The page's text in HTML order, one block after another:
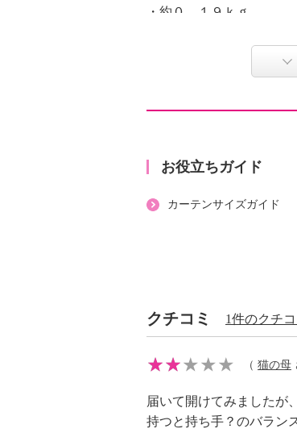
・約０．１９ｋｇ
・（実用容量）約６００
【使用可能 熱／冷源】
・冷凍：急激な温度変化
・食器洗い機：可、食器
【原産国（地）】
・日本製
お役立ちガイド
カーテンサイズガイド
クチコミ 1件のクチコ
（ 猫の母
届いて開けてみましたが
持つと持ち手？のバラン